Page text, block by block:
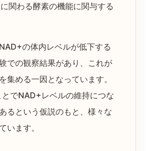
関わる酵素の機能に関与する
の体内レベルが低下する
での観察結果があり、これが
集める一因となっています。
でNAD+レベルの維持につな
るという仮説のもと、様々な
います。